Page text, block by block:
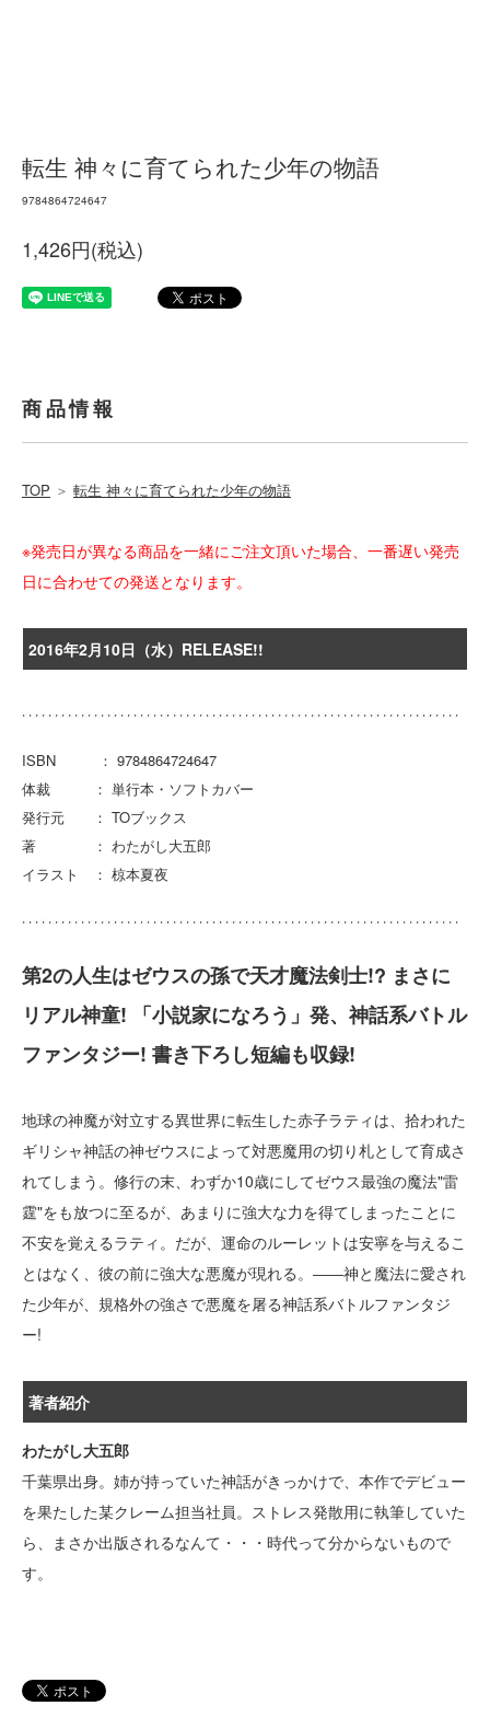
転生 神々に育てられた少年の物語
9784864724647
1,426円(税込)
商品情報
TOP ＞ 転生 神々に育てられた少年の物語
※発売日が異なる商品を一緒にご注文頂いた場合、一番遅い発売
日に合わせての発送となります。
2016年2月10日（水）RELEASE!!
ISBN ： 9784864724647
体裁 ： 単行本・ソフトカバー
発行元 ： TOブックス
著 ： わたがし大五郎
イラスト ： 椋本夏夜
第2の人生はゼウスの孫で天才魔法剣士!? まさに
リアル神童! 「小説家になろう」発、神話系バトル
ファンタジー! 書き下ろし短編も収録!
地球の神魔が対立する異世界に転生した赤子ラティは、拾われた
ギリシャ神話の神ゼウスによって対悪魔用の切り札として育成さ
れてしまう。修行の末、わずか10歳にしてゼウス最強の魔法"雷
霆"をも放つに至るが、あまりに強大な力を得てしまったことに
不安を覚えるラティ。だが、運命のルーレットは安寧を与えるこ
とはなく、彼の前に強大な悪魔が現れる。――神と魔法に愛され
た少年が、規格外の強さで悪魔を屠る神話系バトルファンタジ
ー!
著者紹介
わたがし大五郎
千葉県出身。姉が持っていた神話がきっかけで、本作でデビュー
を果たした某クレーム担当社員。ストレス発散用に執筆していた
ら、まさか出版されるなんて・・・時代って分からないもので
す。